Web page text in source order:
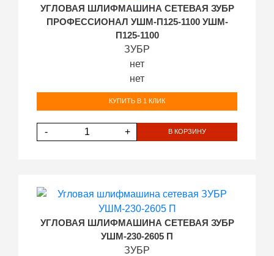
УГЛОВАЯ ШЛИФМАШИНА СЕТЕВАЯ ЗУБР
ПРОФЕССИОНАЛ УШМ-П125-1100 УШМ-
П125-1100
ЗУБР
нет
нет
КУПИТЬ В 1 КЛИК
- + В КОРЗИНУ
УГЛОВАЯ ШЛИФМАШИНА СЕТЕВАЯ ЗУБР
УШМ-230-2605 П
ЗУБР